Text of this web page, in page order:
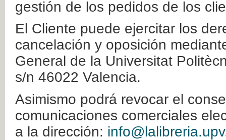
gestión de los pedidos de los
El Cliente puede ejercitar los
cancelación y oposición
General de la Universitat
s/n 46022 Valencia.
Asimismo podrá revocar el
comunicaciones comerciales
a la dirección: